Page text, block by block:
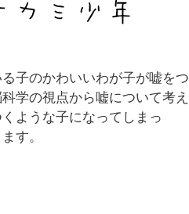
子のかわいいわが子が嘘をつ
学の視点から嘘について考え
ような子になってしまっ
す。